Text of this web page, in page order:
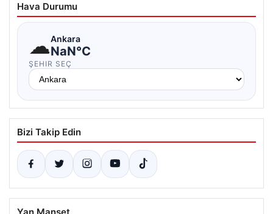
Hava Durumu
☁Ankara
NaN°C
ŞEHIR SEÇ
Bizi Takip Edin